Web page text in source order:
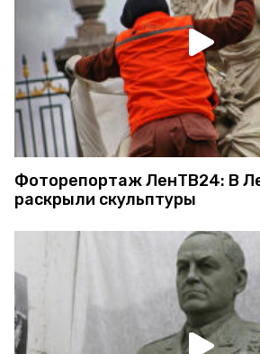
Фоторепортаж ЛенТВ24: В
раскрыли скульптуры